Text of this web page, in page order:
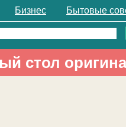
Бизнес Бытовые
стол